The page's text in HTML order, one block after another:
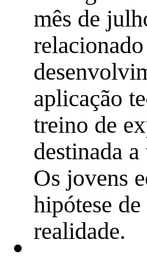
mês de
aplicação
treino de
destinada
Os jovens
hipótese
realidade.